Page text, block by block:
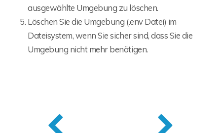
ausgewählte Umgebung zu löschen.
Löschen Sie die Umgebung (.env Datei) im
Dateisystem, wenn Sie sicher sind, dass Sie die
Umgebung nicht mehr benötigen.